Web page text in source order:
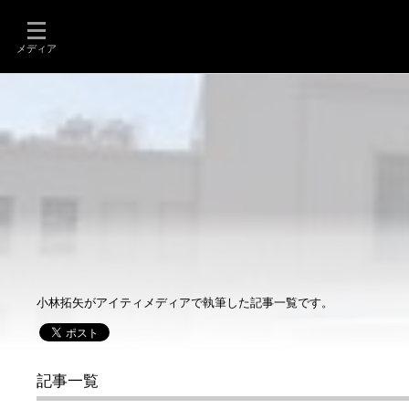
メディア
小林拓矢がアイティメディアで執筆した記事一覧です。
記事一覧